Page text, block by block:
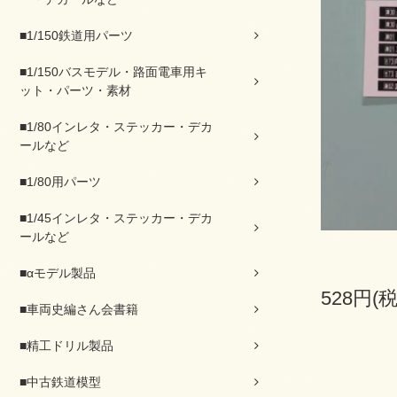
■1/150鉄道用パーツ
■1/150バスモデル・路面電車用キ
ット・パーツ・素材
■1/80インレタ・ステッカー・デカ
ールなど
■1/80用パーツ
■1/45インレタ・ステッカー・デカ
ールなど
■αモデル製品
■車両史編さん会書籍
■精工ドリル製品
■中古鉄道模型
528円(